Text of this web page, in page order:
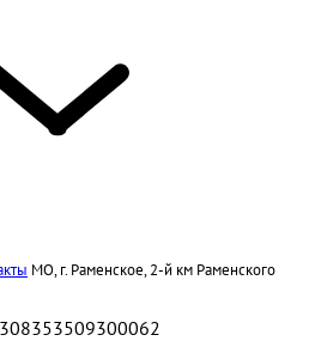
МО, г. Раменское, 2-й км Раменского
308353509300062